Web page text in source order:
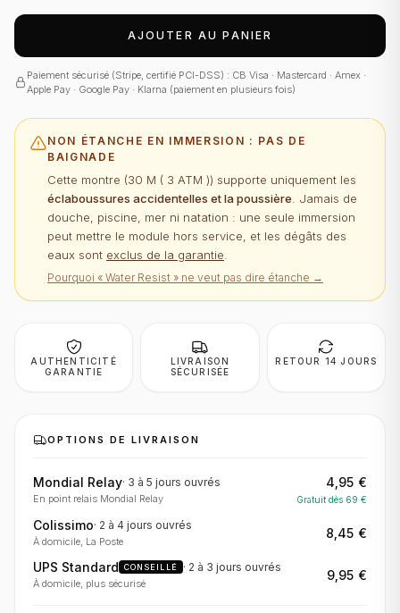
AJOUTER AU PANIER
Paiement sécurisé (Stripe, certifié PCI-DSS) : CB Visa · Mastercard · Amex ·
Apple Pay · Google Pay · Klarna (paiement en plusieurs fois)
NON ÉTANCHE EN IMMERSION : PAS DE
BAIGNADE
Cette montre (30 M ( 3 ATM )) supporte uniquement les
éclaboussures accidentelles et la poussière . Jamais de
douche, piscine, mer ni natation : une seule immersion
peut mettre le module hors service, et les dégâts des
eaux sont exclus de la garantie
Pourquoi « Water Resist » ne veut pas dire étanche →
AUTHENTICITÉ
GARANTIE
LIVRAISON
SÉCURISÉE
RETOUR 14 JOURS
OPTIONS DE LIVRAISON
Mondial Relay· 3 à 5 jours ouvrés
En point relais Mondial Relay
4,95 €
Gratuit dès 69 €
Colissimo· 2 à 4 jours ouvrés
À domicile, La Poste
8,45 €
UPS Standard CONSEILLÉ · 2 à 3 jours ouvrés
À domicile, plus sécurisé
9,95 €